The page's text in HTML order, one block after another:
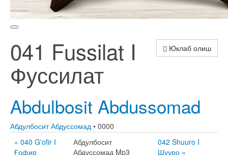
Юклаб олиш
041 Fussilat I
Фуссилат
Abdulbosit Abdussomad
Абдулбосит Абдуссомад • 0000
« 040 G'ofir I
Ғофир
Абдулбосит
Абдуссомад Mp3
042 Shuuro I
Шууро »